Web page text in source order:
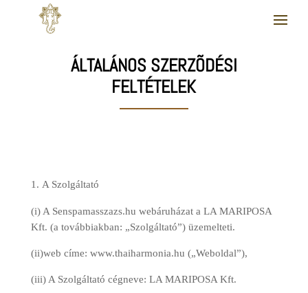
ÁLTALÁNOS SZERZÕDÉSI
FELTÉTELEK
A Szolgáltató
(i) A Senspamasszazs.hu webáruházat a LA MARIPOSA
Kft. (a továbbiakban: „Szolgáltató”) üzemelteti.
(ii)web címe: www.thaiharmonia.hu („Weboldal”),
(iii) A Szolgáltató cégneve: LA MARIPOSA Kft.